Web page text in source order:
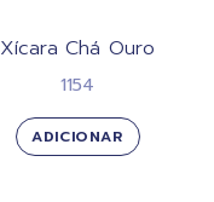
Xícara Chá Ouro
1154
ADICIONAR